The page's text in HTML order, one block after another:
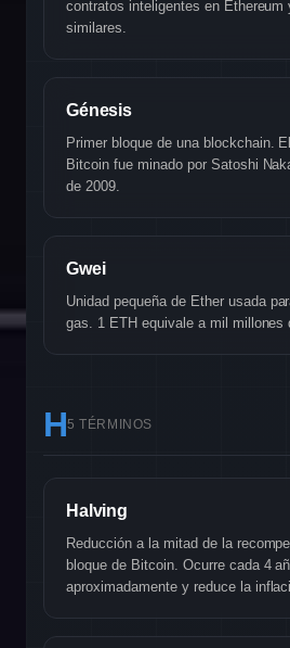
contratos inteligentes en Ethereum
similares.
Génesis
Primer bloque de una blockchain.
Bitcoin fue minado por Satoshi
de 2009.
Gwei
Unidad pequeña de Ether usada
gas. 1 ETH equivale a mil millones
H5 TÉRMINOS
Halving
Reducción a la mitad de la
bloque de Bitcoin. Ocurre cada 4
aproximadamente y reduce la